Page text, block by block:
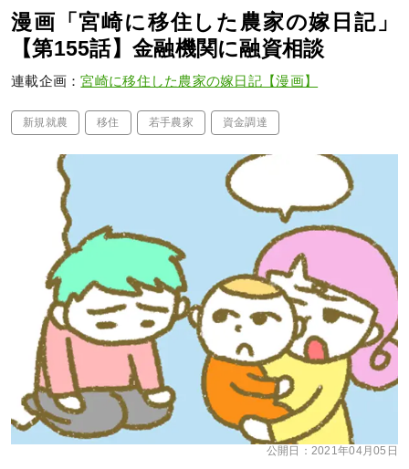
漫画「宮崎に移住した農家の嫁日記」
【第155話】金融機関に融資相談
連載企画：宮崎に移住した農家の嫁日記【漫画】
新規就農 移住 若手農家 資金調達
公開日： 2021年04月05日